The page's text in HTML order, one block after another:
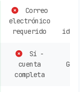
Correo
electrónico
requerido
Sí -
cuenta
completa